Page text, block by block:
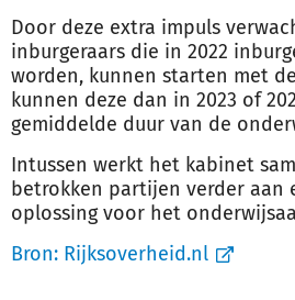
Door deze extra impuls
inburgeraars die in 2022
worden, kunnen starten met
kunnen deze dan in 2023 of
gemiddelde duur van de
Intussen werkt het kabinet
betrokken partijen verder aan
oplossing voor het
Bron: Rijksoverheid.nl